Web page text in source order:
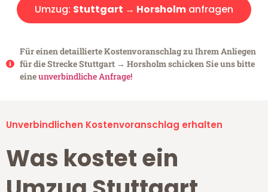
Umzug: Stuttgart → Horsholm anfragen
Für einen detaillierte Kostenvoranschlag zu Ihrem Anliegen
für die Strecke Stuttgart → Horsholm schicken Sie uns bitte
eineunverbindliche Anfrage!
Unverbindlichen Kostenvoranschlag erhalten
Was kostet ein